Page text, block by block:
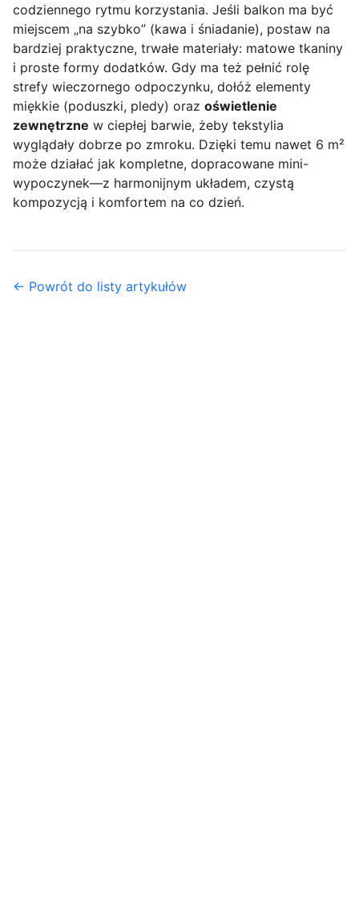
codziennego rytmu korzystania. Jeśli balkon ma być
miejscem „na szybko” (kawa i śniadanie), postaw na
bardziej praktyczne, trwałe materiały: matowe tkaniny
i proste formy dodatków. Gdy ma też pełnić rolę
strefy wieczornego odpoczynku, dołóż elementy
miękkie (poduszki, pledy) oraz oświetlenie
zewnętrzne w ciepłej barwie, żeby tekstylia
wyglądały dobrze po zmroku. Dzięki temu nawet 6 m²
może działać jak kompletne, dopracowane mini-
wypoczynek—z harmonijnym układem, czystą
kompozycją i komfortem na co dzień.
← Powrót do listy artykułów